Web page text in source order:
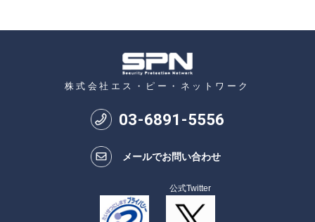
株式会社エス・ピー・ネットワーク
03-6891-5556
メールでお問い合わせ
公式Twitter